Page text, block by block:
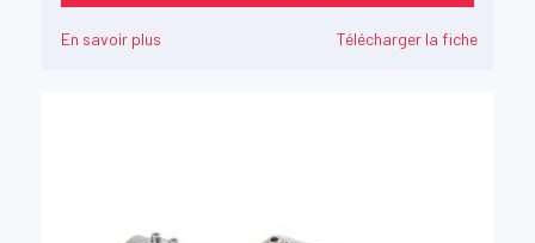
En savoir plus Télécharger la fiche